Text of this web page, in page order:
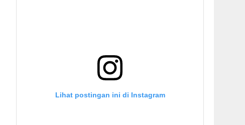
Lihat postingan ini di Instagram